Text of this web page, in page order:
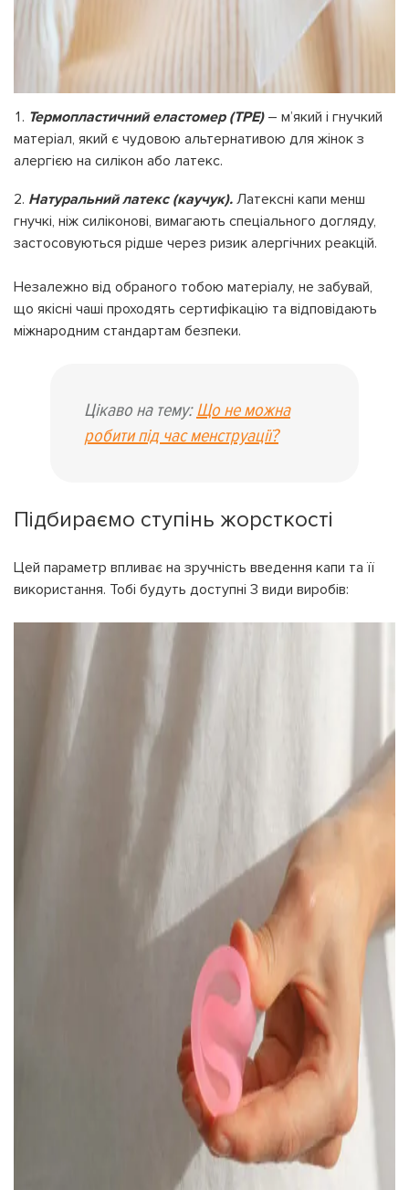
Термопластичний еластомер (TPE)– м’який і гнучкий
матеріал, який є чудовою альтернативою для жінок з
алергією на силікон або латекс.
Натуральний латекс (каучук). Латексні капи менш
гнучкі, ніж силіконові, вимагають спеціального догляду,
застосовуються рідше через ризик алергічних реакцій.
Незалежно від обраного тобою матеріалу, не забувай,
що якісні чаші проходять сертифікацію та відповідають
міжнародним стандартам безпеки.
Цікаво на тему:Що не можна
робити під час менструації?
Підбираємо ступінь жорсткості
Цей параметр впливає на зручність введення капи та її
використання. Тобі будуть доступні 3 види виробів: